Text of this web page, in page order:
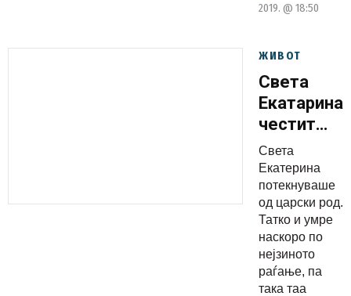
2019. @ 18:50
ЖИВОТ
Света
Екатарина,
честит
именден!
Света
Екатерина
потекнуваше
од царски род.
Татко и умре
наскоро по
нејзиното
раѓање, па
така таа